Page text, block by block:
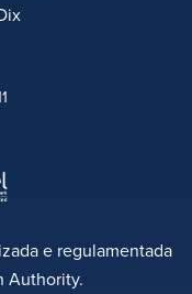
e regulamentada
Authority.